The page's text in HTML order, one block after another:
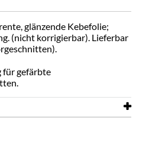
glänzende Kebefolie;
(nicht korrigierbar). Lieferbar
für gefärbte